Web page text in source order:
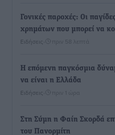
Γονικές παροχές: Οι
χρημάτων που μπορεί να
Ειδήσεις πριν 58 λεπτά
Η επόμενη παγκόσμια
να είναι η Ελλάδα
Ειδήσεις πριν 1 ώρα
Στη Σύμη η Φαίη Σκορδά
του Πανορμίτη